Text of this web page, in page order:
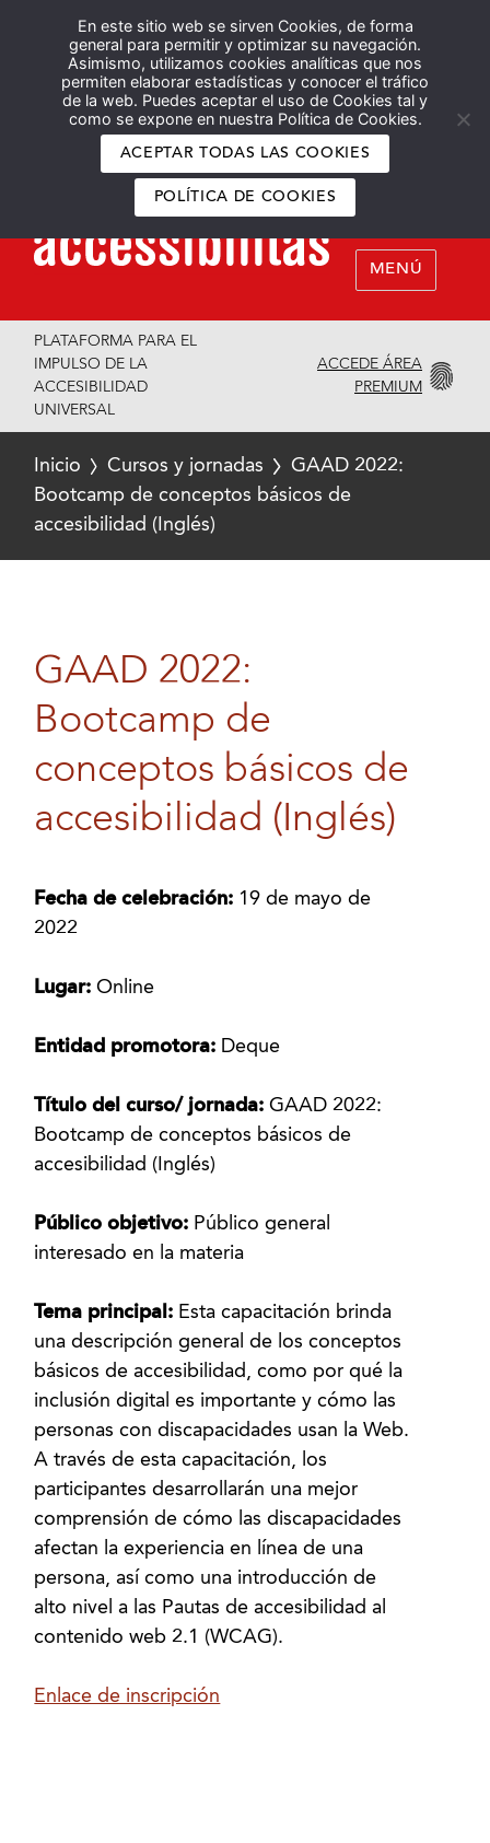
En este sitio web se sirven Cookies, de forma
general para permitir y optimizar su navegación.
Asimismo, utilizamos cookies analíticas que nos
permiten elaborar estadísticas y conocer el tráfico
de la web. Puedes aceptar el uso de Cookies tal y
como se expone en nuestra Política de Cookies.
ACEPTAR TODAS LAS COOKIES
POLÍTICA DE COOKIES
Español English
MENÚ
PLATAFORMA PARA EL
IMPULSO DE LA
ACCESIBILIDAD
UNIVERSAL
ACCEDE ÁREA
PREMIUM
Inicio Cursos y jornadas
GAAD 2022:
Bootcamp de conceptos básicos de
accesibilidad (Inglés)
GAAD 2022:
Bootcamp de
conceptos básicos de
accesibilidad (Inglés)
Fecha de celebración: 19 de mayo de
2022
Lugar:Online
Entidad promotora: Deque
Título del curso/ jornada:GAAD 2022:
Bootcamp de conceptos básicos de
accesibilidad (Inglés)
Público objetivo: Público general
interesado en la materia
Tema principal: Esta capacitación brinda
una descripción general de los conceptos
básicos de accesibilidad, como por qué la
inclusión digital es importante y cómo las
personas con discapacidades usan la Web.
A través de esta capacitación, los
participantes desarrollarán una mejor
comprensión de cómo las discapacidades
afectan la experiencia en línea de una
persona, así como una introducción de
alto nivel a las Pautas de accesibilidad al
contenido web 2.1 (WCAG).
Enlace de inscripción